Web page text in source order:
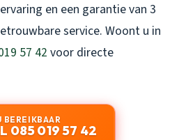
en een garantie van 3
service. Woont u in
57 42voor directe
BEREIKBAAR
085 019 57 42